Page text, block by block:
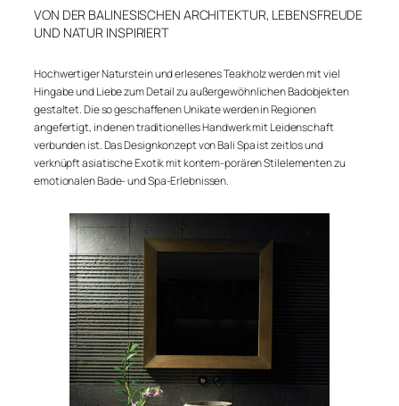
VON DER BALINESISCHEN ARCHITEKTUR, LEBENSFREUDE
UND NATUR INSPIRIERT
Hochwertiger Naturstein und erlesenes Teakholz werden mit viel
Hingabe und Liebe zum Detail zu außergewöhnlichen Badobjekten
gestaltet. Die so geschaffenen Unikate werden in Regionen
angefertigt, in denen traditionelles Handwerk mit Leidenschaft
verbunden ist. Das Designkonzept von Bali Spa ist zeitlos und
verknüpft asiatische Exotik mit kontem-porären Stilelementen zu
emotionalen Bade- und Spa-Erlebnissen.